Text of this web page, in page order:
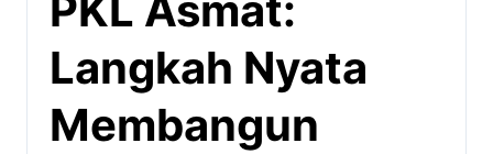
Langkah Nyata
Membangun